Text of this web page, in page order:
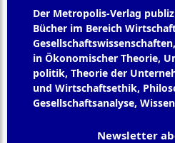
Der Metropolis-Verlag
Bücher im Bereich
in Ökonomischer Theorie,
politik, Theorie der
und Wirtschaftsethik,
Gesellschaftsanalyse,
Newsletter